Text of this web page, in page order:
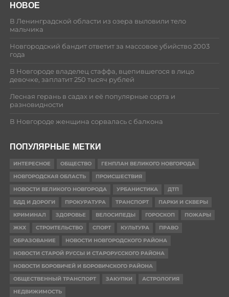
НОВОЕ
В Ленинградской области из озера выловили тело
мальчика
Новгородский бандит ответит за массовое убийство 2003
года
В Новгороде владелец стаффа, вцепившегося в лицо
девочке, заплатит 250 тысяч рублей
Лесная герань в садах и её популярные сорта и
разновидности
В Новгороде женщина сорвалась с балкона
ПОПУЛЯРНЫЕ МЕТКИ
ИНТЕРЕСНОЕ ОБЩЕСТВО
ГЕНПЛАН ВЕЛИКОГО НОВГОРОДА
НОВГОРОДСКАЯ ОБЛАСТЬ
ПРОИСШЕСТВИЯ
НОВОСТИ ВЕЛИКОГО НОВГОРОДА
УРБАНИСТИКА
ДТП
БДД И ДОРОГИ
ПРОКУРАТУРА ТРАНСПОРТ
ПАРКИ И СКВЕРЫ
КРИМИНАЛ
ЗДОРОВЬЕ ВЕЛОСИПЕДЫ ГОРОСКОП
ПОЖАРЫ
ЖКХ
СТРОИТЕЛЬСТВО СПОРТ КУЛЬТУРА
ПРАВО
ОБРАЗОВАНИЕ
НОВОСТИ НОВГОРОДСКОГО РАЙОНА
НОВОСТИ СТАРОЙ РУССЫ И СТАРОРУССКОГО РАЙОНА
НОВОСТИ БОРОВИЧЕЙ И БОРОВИЧСКОГО РАЙОНА
ОБЩЕСТВЕННЫЙ ТРАНСПОРТ
ЗАКУПКИ
АСТРОЛОГИЯ
НЕДВИЖИМОСТЬ